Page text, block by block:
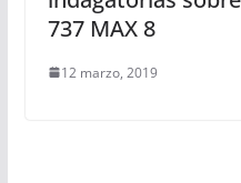
737 MAX 8
12 marzo, 2019